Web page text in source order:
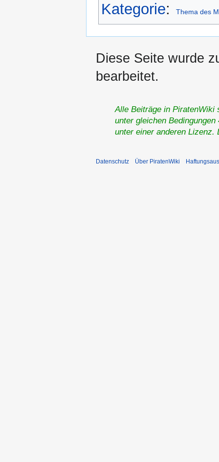
Kategorie: Thema des
Diese Seite wurde
bearbeitet.
Alle Beiträge in PiratenWiki
unter gleichen
unter einer anderen
Datenschutz Über PiratenWiki